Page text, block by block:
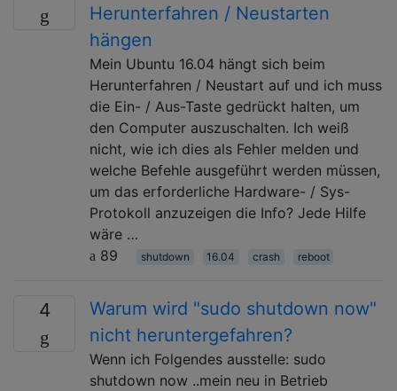
Herunterfahren / Neustarten
hängen
Mein Ubuntu 16.04 hängt sich beim
Herunterfahren / Neustart auf und ich muss
die Ein- / Aus-Taste gedrückt halten, um
den Computer auszuschalten. Ich weiß
nicht, wie ich dies als Fehler melden und
welche Befehle ausgeführt werden müssen,
um das erforderliche Hardware- / Sys-
Protokoll anzuzeigen die Info? Jede Hilfe
wäre …
89
shutdown 16.04 crash reboot
4
Warum wird "sudo shutdown now"
nicht heruntergefahren?
Wenn ich Folgendes ausstelle: sudo
shutdown now ..mein neu in Betrieb